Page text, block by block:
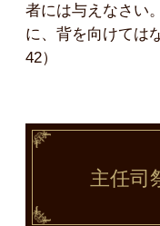
者には与えなさい
に、背を向けては
42）
主任司